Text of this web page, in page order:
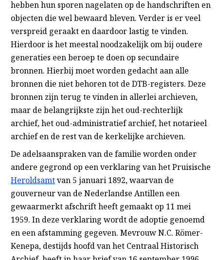
hebben hun sporen nagelaten op de handschriften en
objecten die wel bewaard bleven. Verder is er veel
verspreid geraakt en daardoor lastig te vinden.
Hierdoor is het meestal noodzakelijk om bij oudere
generaties een beroep te doen op secundaire
bronnen. Hierbij moet worden gedacht aan alle
bronnen die niet behoren tot de DTB-registers. Deze
bronnen zijn terug te vinden in allerlei archieven,
maar de belangrijkste zijn het oud-rechterlijk
archief, het oud-administratief archief, het notarieel
archief en de rest van de kerkelijke archieven.
De adelsaanspraken van de familie worden onder
andere gegrond op een verklaring van het Pruisische
Heroldsamtvan 5 januari 1892, waarvan de
gouverneur van de Nederlandse Antillen een
gewaarmerkt afschrift heeft gemaakt op 11 mei
1959. In deze verklaring wordt de adoptie genoemd
en een afstamming gegeven. Mevrouw N.C. Römer-
Kenepa, destijds hoofd van het Centraal Historisch